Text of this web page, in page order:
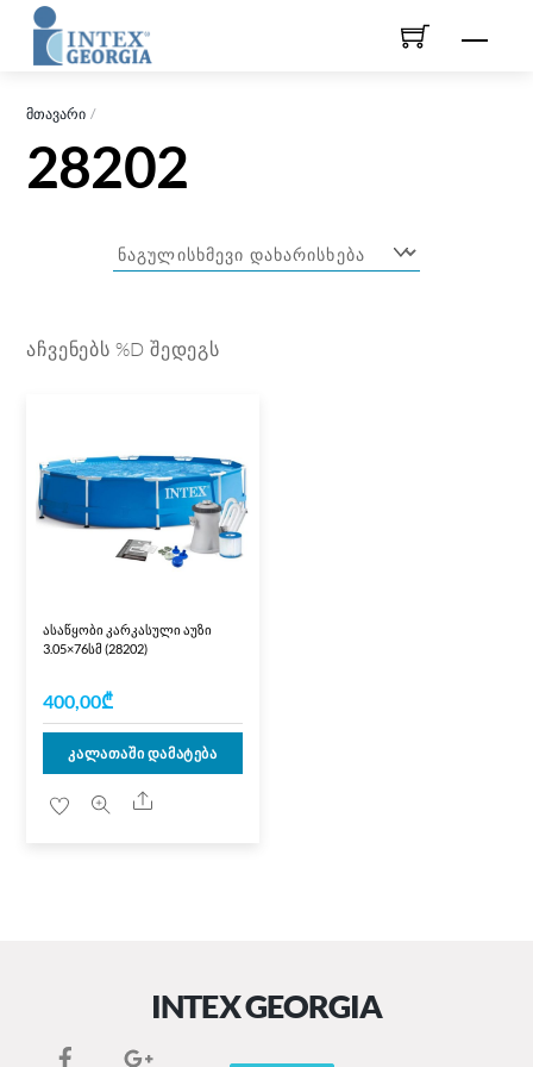
ᲛᲗᲐᲕᲐᲠᲘ
28202
ᲐᲩᲕᲔᲜᲔᲑᲡ %D ᲨᲔᲓᲔᲒᲡ
ასაწყობი კარკასული აუზი
3.05×76სმ (28202)
400,00₾
კალათაში დამატება
Share
INTEX GEORGIA